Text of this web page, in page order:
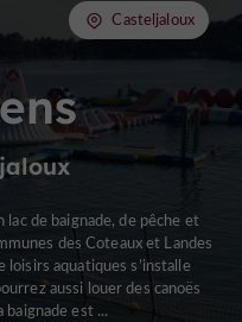
Casteljaloux
de baignade, de pêche et
des Coteaux et Landes
loisirs aquatiques s’installe
aussi louer des canoës
est ...